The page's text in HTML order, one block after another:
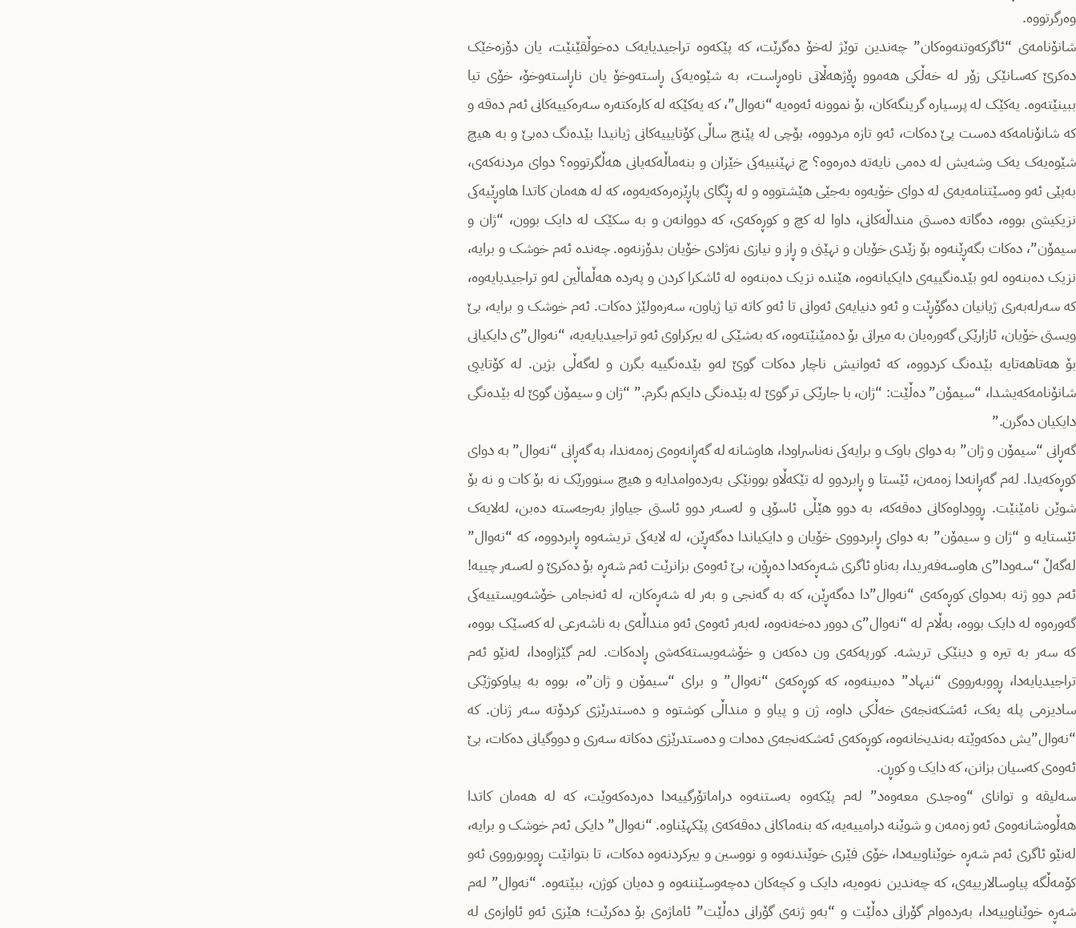
وەرگرتووە.
شانۆنامەی “ئاگرکەوتنەوەکان” چەندین توێژ لەخۆ دەگرێت، کە پێکەوە تراجیدیایەک دەخوڵقێنێت، یان دۆزەخێک
دەکرێ کەسانێکی زۆر لە خەڵکی هەموو ڕۆژهەڵاتی ناوەڕاست، بە شێوەیەکی ڕاستەوخۆ یان ناڕاستەوخۆ، خۆی تیا
ببینێتەوە. یەکێک لە پرسیارە گرینگەکان، بۆ نموونە ئەوەیە “نەوال”، کە یەکێکە لە کارەکتەرە سەرەکییەکانی ئەم ده‌قه‌ و
کە شانۆنامەکە دەست پێ دەکات، ئەو تازە مردووە، بۆچی لە پێنج ساڵی کۆتایییەکانی ژیانیدا بێدەنگ دەبێ و بە هیچ
شێوەیەک یەک وشەیش لە دەمی نایەتە دەرەوە؟ چ نهێنییەکی خێزان و بنەماڵەکەیانی هەڵگرتووە؟ دوای مردنەکەی،
بەپێی ئەو وەسێتنامەیەی لە دوای خۆیەوە بەجێی هێشتووە و لە ڕێگای پاڕێزەرەکەیەوە، کە لە هەمان کاتدا هاوڕێیەکی
نزیکیشی بووە، دەگاتە دەستی منداڵەکانی، داوا لە کچ و کوڕەکەی، کە دووانەن و بە سکێک لە دایک بوون، “ژان و
سیمۆن”، دەکات بگەڕێنەوە بۆ زێدی خۆیان و نهێنی و ڕاز و نیازی نەژادی خۆیان بدۆزنەوە. چەندە ئەم خوشک و برایە،
نزیک دەبنەوە لەو بێدەنگییەی دایکیانەوە، هێندە نزیک دەبنەوە لە ئاشکرا کردن و پەردە هەڵماڵین لەو تراجیدیایەوە،
کە سەرلەبەری ژیانیان دەگۆڕێت و ئەو دنیایەی ئەوانی تا ئەو کاتە تیا ژیاون، سەرەولێژ دەکات. ئەم خوشک و برایە، بێ
ویستی خۆیان، ئازارێکی گەورەیان بە میراتی بۆ دەمێنێتەوە، کە بەشێکی لە بیرکراوی ئەو تراجیدیایەیە، “نەوال”ی دایکیانی
بۆ هەتاهەتایە بێدەنگ کردووە، کە ئەوانیش ناچار دەکات گوێ لەو بێدەنگییە بگرن و لەگەڵی بژین. لە کۆتاییی
شانۆنامەکەیشدا، “سیمۆن” دەڵێت: “ژان، با جارێکی تر گوێ لە بێدەنگی دایکم بگرم.” “ژان و سیمۆن گوێ لە بێدەنگی
دایکیان دەگرن.”
گەڕانی “سیمۆن و ژان” بە دوای باوک و برایەکی نەناسراودا، هاوشانە لە گەڕانەوەی زەمەندا، بە گەڕانی “نەوال” بە دوای
کوڕەکەیدا. لەم گەڕانەدا زەمەن، ئێستا و ڕابردوو لە تێکەڵاو بوونێکی بەردەوامدایە و هیچ سنوورێک نە بۆ کات و نە بۆ
شوێن نامێنێت. ڕووداوەکانی دەقەکە، بە دوو هێڵی ئاسۆیی و لەسەر دوو ئاستی جیاواز بەرجەستە دەبن، لەلایەک
ئێستایە و “ژان و سیمۆن” بە دوای ڕابردووی خۆیان و دایکیاندا دەگەڕێن، لە لایەکی تریشەوە ڕابردووە، کە “نەوال”
لەگەڵ “سەودا”ی هاوسەفەریدا، بەناو ئاگری شەڕەکەدا دەڕۆن، بێ ئەوەی بزانرێت ئەم شەڕە بۆ دەکرێ و لەسەر چییە!
ئەم دوو ژنە بەدوای کوڕەکەی “نەوال”دا دەگەڕێن، کە بە گەنجی و بەر لە شەڕەکان، لە ئەنجامی خۆشەویستییەکی
گەورەوە لە دایک بووە، بەڵام لە “نەوال”ی دوور دەخەنەوە، لەبەر ئەوەی ئەو منداڵەی بە ناشەرعی لە کەسێک بووە،
کە سەر بە تیرە و دینێکی تریشە. کورپەکەی ون دەکەن و خۆشەویستەکەشی ڕادەکات. لەم گێژاوەدا، لەنێو ئەم
تراجیدیایەدا، ڕووبەرووی “نیهاد” دەبینەوە، کە کوڕەکەی “نەوال” و برای “سیمۆن و ژان”ە، بووە بە پیاوکوژێکی
سادیزمی پلە یەک، ئەشکەنجەی خەڵکی داوە، ژن و پیاو و منداڵی کوشتوە و دەستدرێژی کردۆتە سەر ژنان. کە
“نەوال”یش دەکەوێتە بەندیخانەوە، کوڕەکەی ئەشکەنجەی دەدات و دەستدرێژی دەکاتە سەری و دووگیانی دەکات، بێ
ئەوەی کەسیان بزانن، کە دایک و کوڕن.
سەلیقە و توانای “وەجدی معەوەد” لەم پێکەوە بەستنەوە دراماتۆرگییەدا دەردەکەوێت، کە لە هەمان کاتدا
هەڵوەشانەوەی ئەو زەمەن و شوێنە درامییەیە، کە بنەماکانی دەقەکەی پێکهێناوە. “نەوال” دایکی ئەم خوشک و برایە،
لەنێو ئاگری ئەم شەڕە خوێناوییەدا، خۆی فێری خوێندنەوە و نووسین و بیرکردنەوە دەکات، تا بتوانێت ڕووبورووی ئەو
کۆمەڵگە پیاوسالارییەی، کە چەندین نەوەیە، دایک و کچەکان دەچەوسێننەوە و دەیان کوژن، ببێتەوە. “نەوال” لەم
شەڕە خوێناوییەدا، بەردەوام گۆرانی دەڵێت و “بەو ژنەی گۆرانی دەڵێت” ئاماژەی بۆ دەکرێت؛ هێزی ئەو ئاوازەی لە